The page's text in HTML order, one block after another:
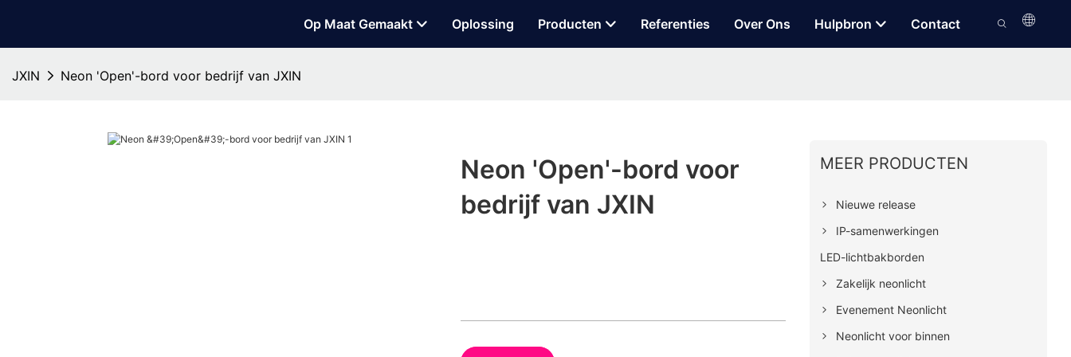
Op Maat Gemaakt Oplossing Producten Referenties Over Ons Hulpbron Contact
JXIN Neon 'Open'-bord voor bedrijf van JXIN
Neon 'Open'-bord voor
bedrijf van JXIN
MEER PRODUCTEN
Nieuwe release
IP-samenwerkingen
LED-lichtbakborden
Zakelijk neonlicht
Evenement Neonlicht
Neonlicht voor binnen